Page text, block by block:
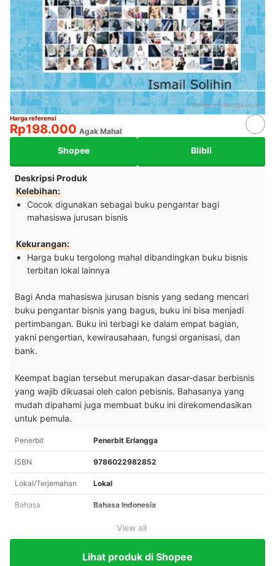
Sumber:erlangga.co.id
Harga referensi
Rp198.000 Agak Mahal
Shopee Blibli
Deskripsi Produk
Kelebihan:
Cocok digunakan sebagai buku pengantar bagi
mahasiswa jurusan bisnis
Kekurangan:
Harga buku tergolong mahal dibandingkan buku bisnis
terbitan lokal lainnya
Bagi Anda mahasiswa jurusan bisnis yang sedang mencari
buku pengantar bisnis yang bagus, buku ini bisa menjadi
pertimbangan. Buku ini terbagi ke dalam empat bagian,
yakni pengertian, kewirausahaan, fungsi organisasi, dan
bank.
Keempat bagian tersebut merupakan dasar-dasar berbisnis
yang wajib dikuasai oleh calon pebisnis. Bahasanya yang
mudah dipahami juga membuat buku ini direkomendasikan
untuk pemula.
Penerbit Penerbit Erlangga
ISBN 9786022982852
Lokal/Terjemahan Lokal
Bahasa Bahasa Indonesia
View all
Lihat produk di Shopee